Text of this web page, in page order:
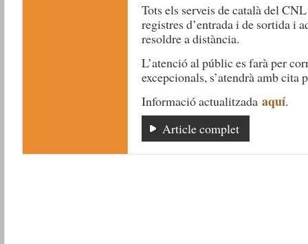
Tots els serveis de català del
registres d’entrada i de sortida i
resoldre a distància.
L’atenció al públic es farà per
excepcionals, s’atendrà amb cita
Informació actualitzada aquí.
Article complet